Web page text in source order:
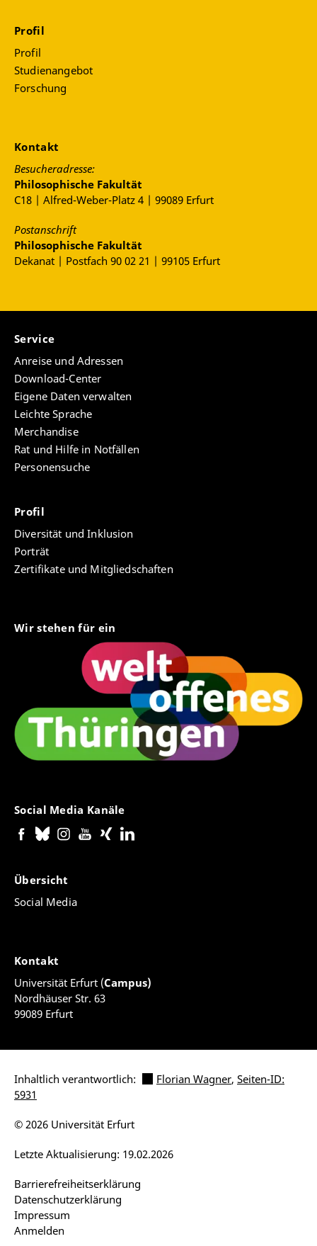
Profil
Profil
Studienangebot
Forschung
Kontakt
Besucheradresse:
Philosophische Fakultät
C18 | Alfred-Weber-Platz 4 | 99089 Erfurt
Postanschrift
Philosophische Fakultät
Dekanat | Postfach 90 02 21 | 99105 Erfurt
Service
Anreise und Adressen
Download-Center
Eigene Daten verwalten
Leichte Sprache
Merchandise
Rat und Hilfe in Notfällen
Personensuche
Profil
Diversität und Inklusion
Porträt
Zertifikate und Mitgliedschaften
Wir stehen für ein
Social Media Kanäle
Übersicht
Social Media
Kontakt
Universität Erfurt (Campus)
Nordhäuser Str. 63
99089 Erfurt
Inhaltlich verantwortlich: Florian Wagner, Seiten-ID:
5931
Barrierefreiheitserklärung
Datenschutzerklärung
Impressum
Anmelden
Letzte Aktualisierung: 19.02.2026
© 2026 Universität Erfurt